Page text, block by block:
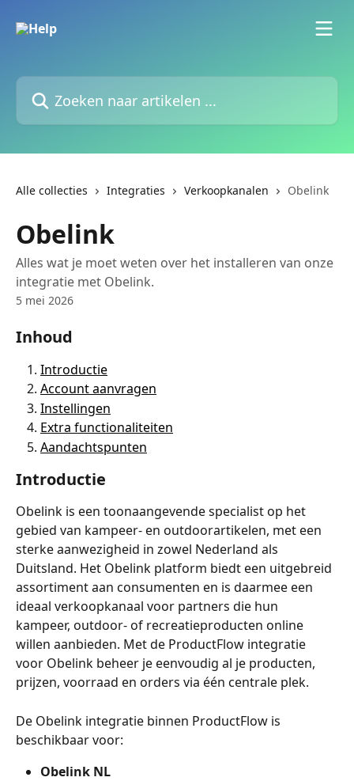
Zoeken naar artikelen ...
Alle collecties Integraties Verkoopkanalen Obelink
Obelink
Alles wat je moet weten over het installeren van onze
integratie met Obelink.
5 mei 2026
Inhoud
Introductie
Account aanvragen
Instellingen
Extra functionaliteiten
Aandachtspunten
Introductie
Obelink is een toonaangevende specialist op het
gebied van kampeer- en outdoorartikelen, met een
sterke aanwezigheid in zowel Nederland als
Duitsland. Het Obelink platform biedt een uitgebreid
assortiment aan consumenten en is daarmee een
ideaal verkoopkanaal voor partners die hun
kampeer, outdoor- of recreatieproducten online
willen aanbieden. Met de ProductFlow integratie
voor Obelink beheer je eenvoudig al je producten,
prijzen, voorraad en orders via één centrale plek.
De Obelink integratie binnen ProductFlow is
beschikbaar voor:
Obelink NL